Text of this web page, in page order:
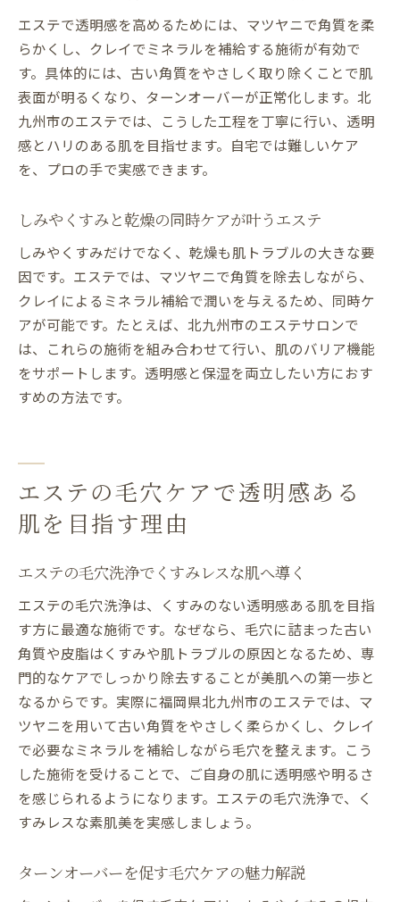
エステで透明感を高めるためには、マツヤニで角質を柔
らかくし、クレイでミネラルを補給する施術が有効で
す。具体的には、古い角質をやさしく取り除くことで肌
表面が明るくなり、ターンオーバーが正常化します。北
九州市のエステでは、こうした工程を丁寧に行い、透明
感とハリのある肌を目指せます。自宅では難しいケア
を、プロの手で実感できます。
しみやくすみと乾燥の同時ケアが叶うエステ
しみやくすみだけでなく、乾燥も肌トラブルの大きな要
因です。エステでは、マツヤニで角質を除去しながら、
クレイによるミネラル補給で潤いを与えるため、同時ケ
アが可能です。たとえば、北九州市のエステサロンで
は、これらの施術を組み合わせて行い、肌のバリア機能
をサポートします。透明感と保湿を両立したい方におす
すめの方法です。
エステの毛穴ケアで透明感ある
肌を目指す理由
エステの毛穴洗浄でくすみレスな肌へ導く
エステの毛穴洗浄は、くすみのない透明感ある肌を目指
す方に最適な施術です。なぜなら、毛穴に詰まった古い
角質や皮脂はくすみや肌トラブルの原因となるため、専
門的なケアでしっかり除去することが美肌への第一歩と
なるからです。実際に福岡県北九州市のエステでは、マ
ツヤニを用いて古い角質をやさしく柔らかくし、クレイ
で必要なミネラルを補給しながら毛穴を整えます。こう
した施術を受けることで、ご自身の肌に透明感や明るさ
を感じられるようになります。エステの毛穴洗浄で、く
すみレスな素肌美を実感しましょう。
ターンオーバーを促す毛穴ケアの魅力解説